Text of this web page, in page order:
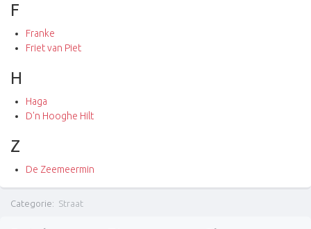
F
Franke
Friet van Piet
H
Haga
D'n Hooghe Hilt
Z
De Zeemeermin
Categorie: Straat